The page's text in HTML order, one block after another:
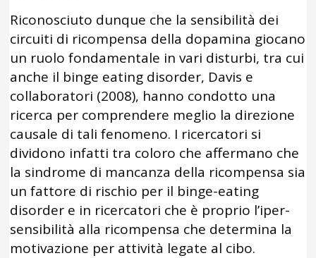
Riconosciuto dunque che la sensibilità dei
circuiti di ricompensa della dopamina giocano
un ruolo fondamentale in vari disturbi, tra cui
anche il binge eating disorder, Davis e
collaboratori (2008), hanno condotto una
ricerca per comprendere meglio la direzione
causale di tali fenomeno. I ricercatori si
dividono infatti tra coloro che affermano che
la sindrome di mancanza della ricompensa sia
un fattore di rischio per il binge-eating
disorder e in ricercatori che è proprio l’iper-
sensibilità alla ricompensa che determina la
motivazione per attività legate al cibo.